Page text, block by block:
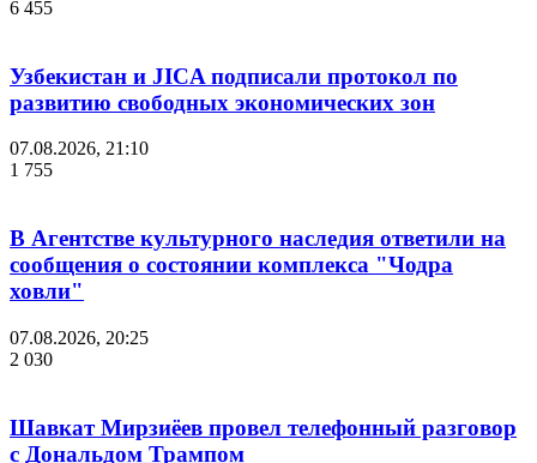
6 455
Узбекистан и JICA подписали протокол по
развитию свободных экономических зон
07.08.2026, 21:10
1 755
В Агентстве культурного наследия ответили на
сообщения о состоянии комплекса "Чодра
ховли"
07.08.2026, 20:25
2 030
Шавкат Мирзиёев провел телефонный разговор
с Дональдом Трампом